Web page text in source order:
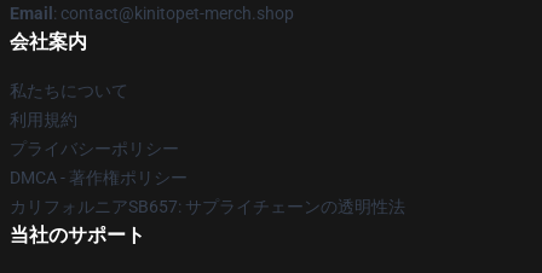
Email : contact@kinitopet-merch.shop
会社案内
私たちについて
利用規約
プライバシーポリシー
DMCA - 著作権ポリシー
カリフォルニアSB657: サプライチェーンの透明性法
当社のサポート